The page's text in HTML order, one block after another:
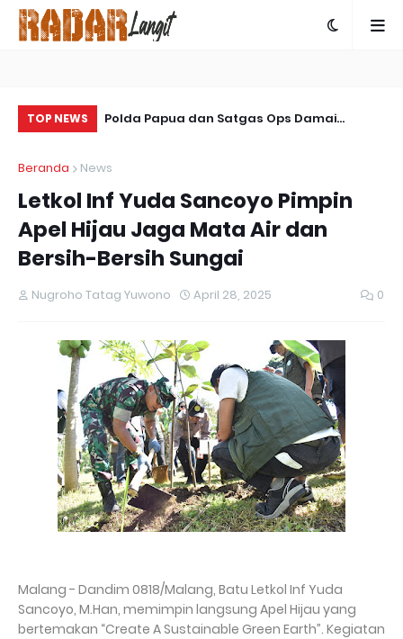
TOP NEWS
Bencana Polda Papua dan Satgas Ops Damai
Penembakan Warga Sipil di Yalimo
Beranda
News
Letkol Inf Yuda Sancoyo Pimpin
Apel Hijau Jaga Mata Air dan
Bersih-Bersih Sungai
Nugroho Tatag Yuwono April 28, 2025 0
Malang - Dandim 0818/Malang, Batu Letkol Inf Yuda
Sancoyo, M.Han, memimpin langsung Apel Hijau yang
bertemakan “Create A Sustainable Green Earth”. Kegiatan